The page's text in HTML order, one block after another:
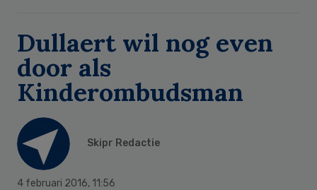
Dullaert wil nog even
door als
Kinderombudsman
Skipr Redactie
4 februari 2016, 11:56